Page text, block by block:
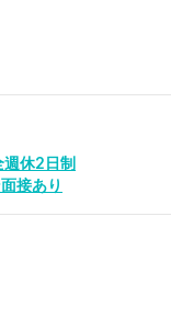
週休2日制
接あり